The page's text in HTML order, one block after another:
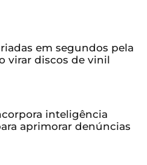
em segundos pela
virar discos de vinil
inteligência
aprimorar denúncias